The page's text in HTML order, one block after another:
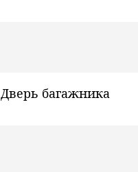
Дверь багажника